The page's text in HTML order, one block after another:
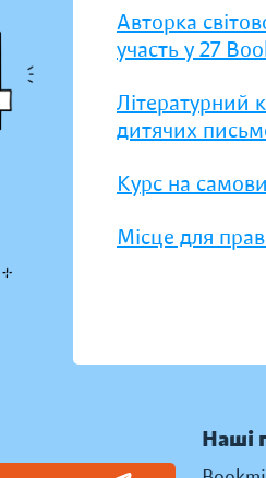
Авторка
участь у 27
Літературний
дитячих
Курс на
Місце для
Наші